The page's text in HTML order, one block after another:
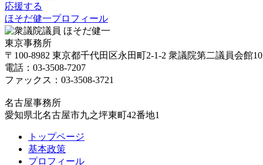
応援する
ほそだ健一プロフィール
東京事務所
〒100-8982 東京都千代田区永田町2-1-2 衆議院第二議員会館
電話：03-3508-7207
ファックス：03-3508-3721
名古屋事務所
愛知県北名古屋市九之坪東町42番地1
トップページ
基本政策
プロフィール